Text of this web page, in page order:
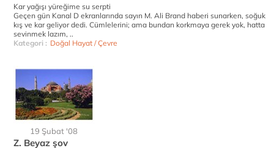
Kar yağışı yüreğime su serpti
Geçen gün Kanal D ekranlarında sayın M. Ali Brand haberi sunarken, soğuk
kış ve kar geliyor dedi. Cümlelerini; ama bundan korkmaya gerek yok, hatta
sevinmek lazım, ..
Kategori : Doğal Hayat / Çevre
19 Şubat '08
Z. Beyaz şov